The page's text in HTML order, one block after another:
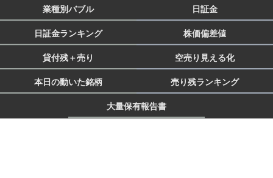
業種別バブル 日証金
日証金ランキング 株価偏差値
貸付残＋売り 空売り見える化
本日の動いた銘柄 売り残ランキング
大量保有報告書